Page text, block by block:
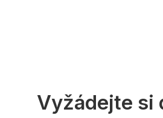
Vyžádejte si